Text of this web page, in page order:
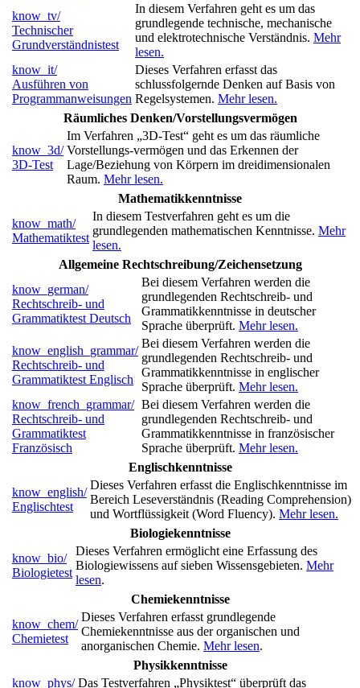
know_tv/
Technischer
Grundverständnistest
In diesem Verfahren geht es um das
grundlegende technische, mechanische
und elektrotechnische Verständnis. Mehr
lesen.
know_it/
Ausführen von
Programmanweisungen
Dieses Verfahren erfasst das
schlussfolgernde Denken auf Basis von
Regelsystemen. Mehr lesen.
Räumliches Denken/Vorstellungsvermögen
know_3d/
3D-Test
Im Verfahren „3D-Test“ geht es um das räumliche
Vorstellungs-vermögen und das Erkennen der
Lage/Beziehung von Körpern im dreidimensionalen
Raum. Mehr lesen.
Mathematikkenntnisse
know_math/
Mathematiktest
In diesem Testverfahren geht es um die
grundlegenden mathematischen Kenntnisse. Mehr
lesen.
Allgemeine Rechtschreibung/Zeichensetzung
know_german/
Rechtschreib- und
Grammatiktest Deutsch
Bei diesem Verfahren werden die
grundlegenden Rechtschreib- und
Grammatikkenntnisse in deutscher
Sprache überprüft. Mehr lesen.
know_english_grammar/
Rechtschreib- und
Grammatiktest Englisch
Bei diesem Verfahren werden die
grundlegenden Rechtschreib- und
Grammatikkenntnisse in englischer
Sprache überprüft. Mehr lesen.
know_french_grammar/
Rechtschreib- und
Grammatiktest
Französisch
Bei diesem Verfahren werden die
grundlegenden Rechtschreib- und
Grammatikkenntnisse in französischer
Sprache überprüft. Mehr lesen.
Englischkenntnisse
know_english/
Englischtest
Dieses Verfahren erfasst die Englischkenntnisse im
Bereich Leseverständnis (Reading Comprehension)
und Wortflüssigkeit (Word Fluency). Mehr lesen.
Biologiekenntnisse
know_bio/
Biologietest
Dieses Verfahren ermöglicht eine Erfassung des
Biologiewissens auf sieben Wissensgebieten. Mehr
lesen.
Chemiekenntnisse
know_chem/
Chemietest
Dieses Verfahren erfasst grundlegende
Chemiekenntnisse aus der organischen und
anorganischen Chemie. Mehr lesen.
Physikkenntnisse
know_phys/ Das Testverfahren „Physiktest“ überprüft das